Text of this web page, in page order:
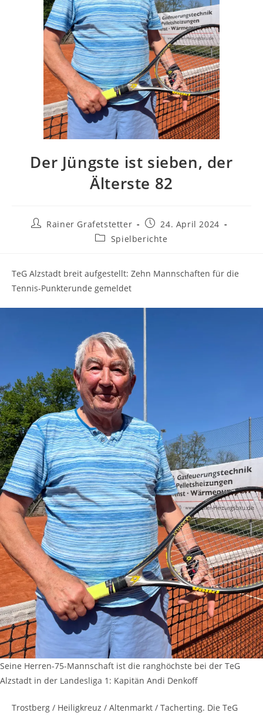
Der Jüngste ist sieben, der
Älterste 82
Beitrags-
Rainer Grafetstetter
Beitrag
veröffentlicht:
24. April 2024
Beitrags-
Spielberichte
TeG Alzstadt breit aufgestellt: Zehn Mannschaften für die
Tennis-Punkterunde gemeldet
Seine Herren-75-Mannschaft ist die ranghöchste bei der TeG
Alzstadt in der Landesliga 1: Kapitän Andi Denkoff
Trostberg / Heiligkreuz / Altenmarkt / Tacherting. Die TeG